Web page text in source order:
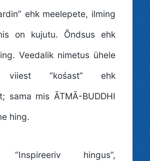
ehk meelepete, ilming
on kujutu. Õndsus ehk
Veedalik nimetus ühele
viiest “kośast” ehk
sama mis ĀTMĀ-BUDDHI
hing.
hingus”,